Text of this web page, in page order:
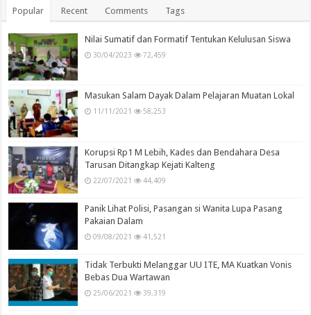
Popular Recent Comments Tags
Nilai Sumatif dan Formatif Tentukan Kelulusan Siswa
30/04/2023 72,459
Masukan Salam Dayak Dalam Pelajaran Muatan Lokal
11/11/2021 58,253
Korupsi Rp1 M Lebih, Kades dan Bendahara Desa
Tarusan Ditangkap Kejati Kalteng
22/07/2021 44,409
Panik Lihat Polisi, Pasangan si Wanita Lupa Pasang
Pakaian Dalam
09/08/2021 41,521
Tidak Terbukti Melanggar UU ITE, MA Kuatkan Vonis
Bebas Dua Wartawan
25/06/2021 39,319